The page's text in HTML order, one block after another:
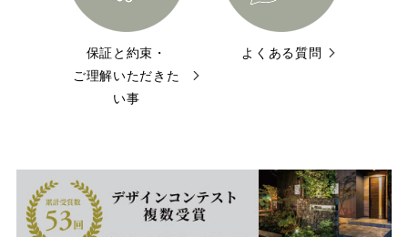
保証と約束・
ご理解いただきた
い事
よくある質問